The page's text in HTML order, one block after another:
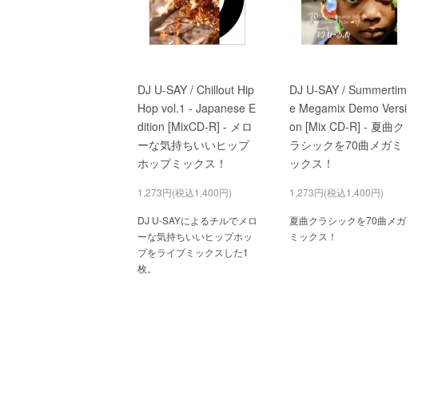
DJ U-SAY / Chillout Hip
Hop vol.1 - Japanese E
dition [MixCD-R] - メロ
ーな気持ちいいヒップ
ホップミックス！
1,273円(税込1,400円)
DJ U-SAYによるチルでメロ
ーな気持ちいいヒップホッ
プをライブミックスした1
枚。
DJ U-SAY / Summertim
e Megamix Demo Versi
on [Mix CD-R] - 夏曲ク
ラシックを70曲メガミ
ックス！
1,273円(税込1,400円)
夏曲クラシックを70曲メガ
ミックス！